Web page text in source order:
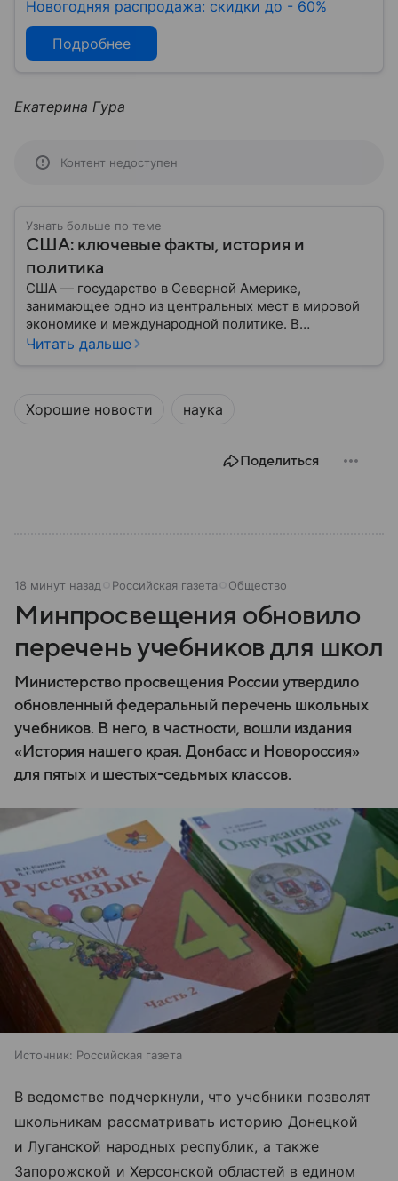
Новогодняя распродажа: скидки до - 60%
Подробнее
Екатерина Гура
Контент недоступен
Узнать больше по теме
США: ключевые факты, история и
политика
США — государство в Северной Америке,
занимающее одно из центральных мест в мировой
экономике и международной политике. В
материале — основные сведения об этой стране.
Читать дальше
Хорошие новости наука
Поделиться
18 минут назад Российская газета Общество
Минпросвещения обновило
перечень учебников для школ
Министерство просвещения России утвердило
обновленный федеральный перечень школьных
учебников. В него, в частности, вошли издания
«История нашего края. Донбасс и Новороссия»
для пятых и шестых-седьмых классов.
Источник: Российская газета
В ведомстве подчеркнули, что учебники позволят
школьникам рассматривать историю Донецкой
и Луганской народных республик, а также
Запорожской и Херсонской областей в едином